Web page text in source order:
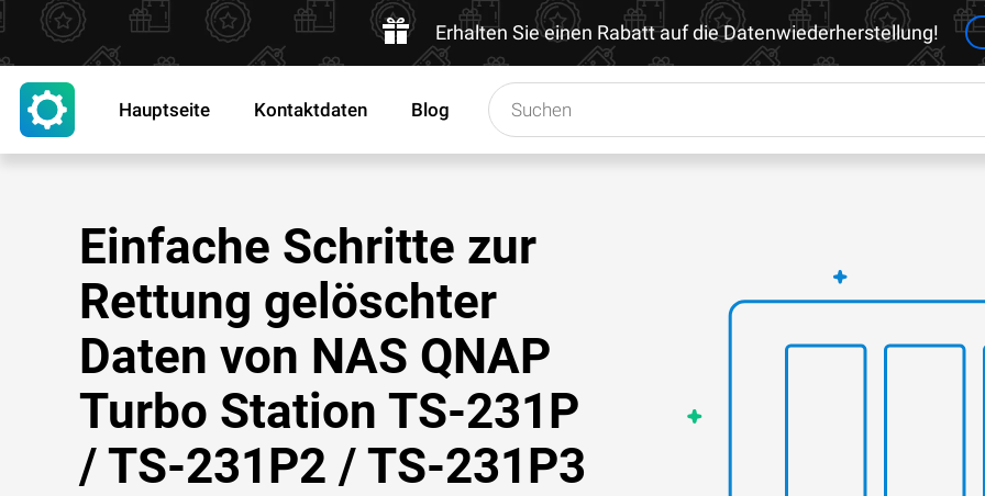
Erhalten Sie einen Rabatt auf die Datenwiederherstellung!
Hauptseite Kontaktdaten Blog
Einfache Schritte zur
Rettung gelöschter
Daten von NAS QNAP
Turbo Station TS-231P
/ TS-231P2 / TS-231P3